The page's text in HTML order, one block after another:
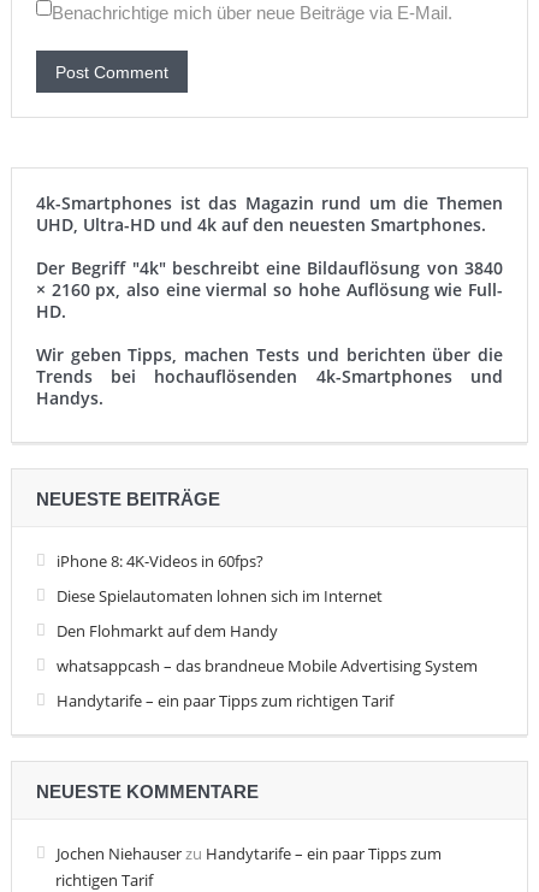
Benachrichtige mich über neue Beiträge via E-Mail.
4k-Smartphones ist das Magazin rund um die Themen
UHD, Ultra-HD und 4k auf den neuesten Smartphones.
Der Begriff "4k" beschreibt eine Bildauflösung von 3840
× 2160 px, also eine viermal so hohe Auflösung wie Full-
HD.
Wir geben Tipps, machen Tests und berichten über die
Trends bei hochauflösenden 4k-Smartphones und
Handys.
NEUESTE BEITRÄGE
iPhone 8: 4K-Videos in 60fps?
Diese Spielautomaten lohnen sich im Internet
Den Flohmarkt auf dem Handy
whatsappcash – das brandneue Mobile Advertising System
Handytarife – ein paar Tipps zum richtigen Tarif
NEUESTE KOMMENTARE
Jochen Niehauserzu Handytarife – ein paar Tipps zum
richtigen Tarif